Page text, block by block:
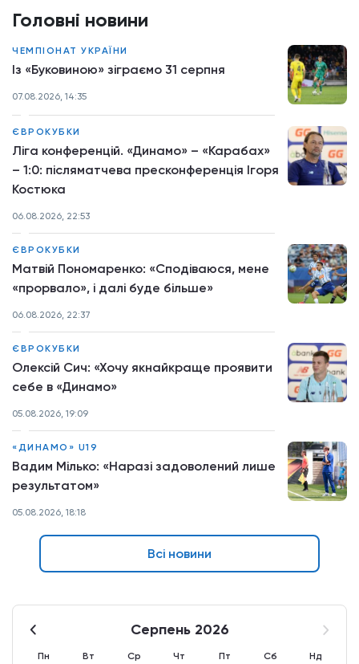
Головні новини
ЧЕМПІОНАТ УКРАЇНИ
Із «Буковиною» зіграємо 31 серпня
07.08.2026, 14:35
ЄВРОКУБКИ
Ліга конференцій. «Динамо» – «Карабах»
– 1:0: післяматчева пресконференція Ігоря
Костюка
06.08.2026, 22:53
ЄВРОКУБКИ
Матвій Пономаренко: «Сподіваюся, мене
«прорвало», і далі буде більше»
06.08.2026, 22:37
ЄВРОКУБКИ
Олексій Сич: «Хочу якнайкраще проявити
себе в «Динамо»
05.08.2026, 19:09
«ДИНАМО» U19
Вадим Мілько: «Наразі задоволений лише
результатом»
05.08.2026, 18:18
Всі новини
Серпень 2026
Пн Вт Ср Чт Пт Сб Нд